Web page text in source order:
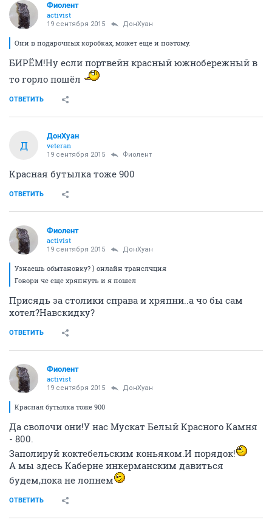
Фиолент
activist
19 сентября 2015 ДонХуан
Они в подарочных коробках, может еще и поэтому.
БИРЁМ!Ну если портвейн красный южнобережный в
то горло пошёл
ОТВЕТИТЬ
Д
ДонХуан
veteran
19 сентября 2015 Фиолент
Красная бутылка тоже 900
ОТВЕТИТЬ
Фиолент
activist
19 сентября 2015 ДонХуан
Узнаешь обмтановку? ) онлайн транслчция
Говори че еще хряпнуть и я пошел
Присядь за столики справа и хряпни..а чо бы сам
хотел?Навскидку?
ОТВЕТИТЬ
Фиолент
activist
19 сентября 2015 ДонХуан
Красная бутылка тоже 900
Да сволочи они!У нас Мускат Белый Красного Камня
- 800.
Заполируй коктебельским коньяком.И порядок!
А мы здесь Каберне инкерманским давиться
будем,пока не лопнем
ОТВЕТИТЬ